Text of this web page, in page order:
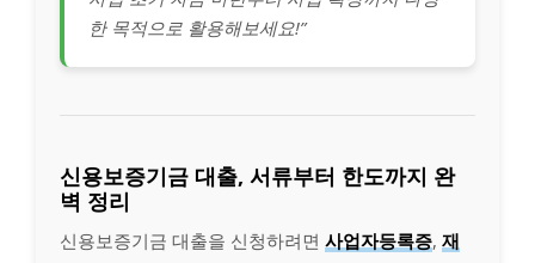
한 목적으로 활용해보세요!”
신용보증기금 대출, 서류부터 한도까지 완
벽 정리
신용보증기금 대출을 신청하려면 사업자등록증, 재